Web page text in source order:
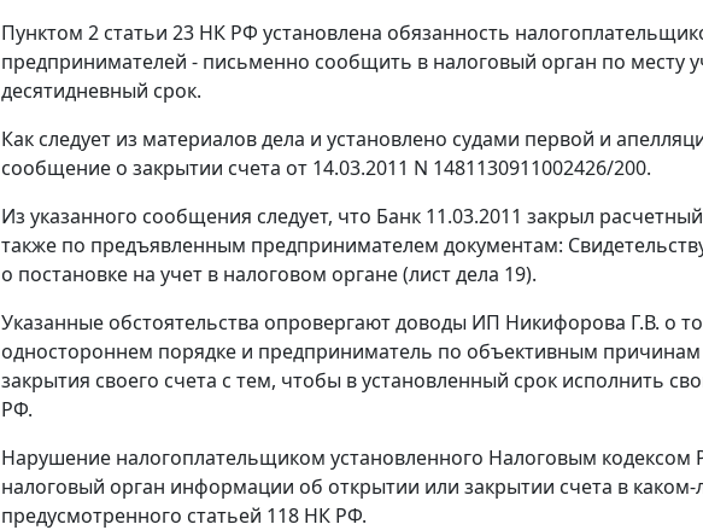
Пунктом 2 статьи 23 НК РФ установлена обязанность
предпринимателей - письменно сообщить в налоговый орган по месту
десятидневный срок.
Как следует из материалов дела и установлено судами первой и
сообщение о закрытии счета от 14.03.2011 N 1481130911002426/200.
Из указанного сообщения следует, что Банк 11.03.2011 закрыл
также по предъявленным предпринимателем документам:
о постановке на учет в налоговом органе (лист дела 19).
Указанные обстоятельства опровергают доводы ИП Никифорова Г.В. о
одностороннем порядке и предприниматель по объективным
закрытия своего счета с тем, чтобы в установленный срок исполнить
РФ.
Нарушение налогоплательщиком установленного Налоговым кодексом
налоговый орган информации об открытии или закрытии счета в
предусмотренного статьей 118 НК РФ.